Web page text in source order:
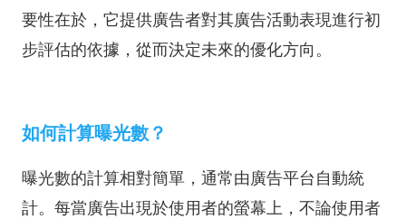
要性在於，它提供廣告者對其廣告活動表現進行初
步評估的依據，從而決定未來的優化方向。
如何計算曝光數？
曝光數的計算相對簡單，通常由廣告平台自動統
計。每當廣告出現於使用者的螢幕上，不論使用者